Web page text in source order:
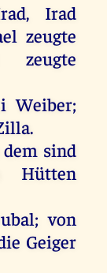
, Irad
zeugte
zeugte
Weiber;
.
dem sind
Hütten
; von
Geiger